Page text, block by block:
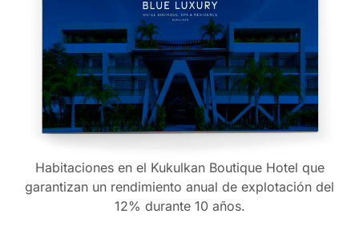
Habitaciones en el Kukulkan Boutique Hotel que
garantizan un rendimiento anual de explotación del
12% durante 10 años.